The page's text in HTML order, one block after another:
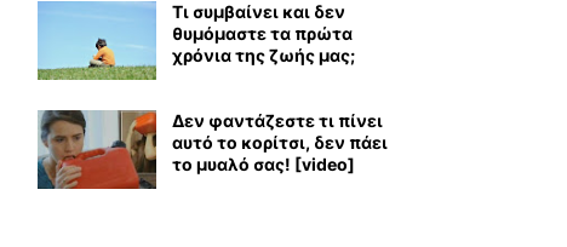
Τι συμβαίνει και δεν
θυμόμαστε τα πρώτα
χρόνια της ζωής μας;
Δεν φαντάζεστε τι πίνει
αυτό το κορίτσι, δεν πάει
το μυαλό σας! [video]